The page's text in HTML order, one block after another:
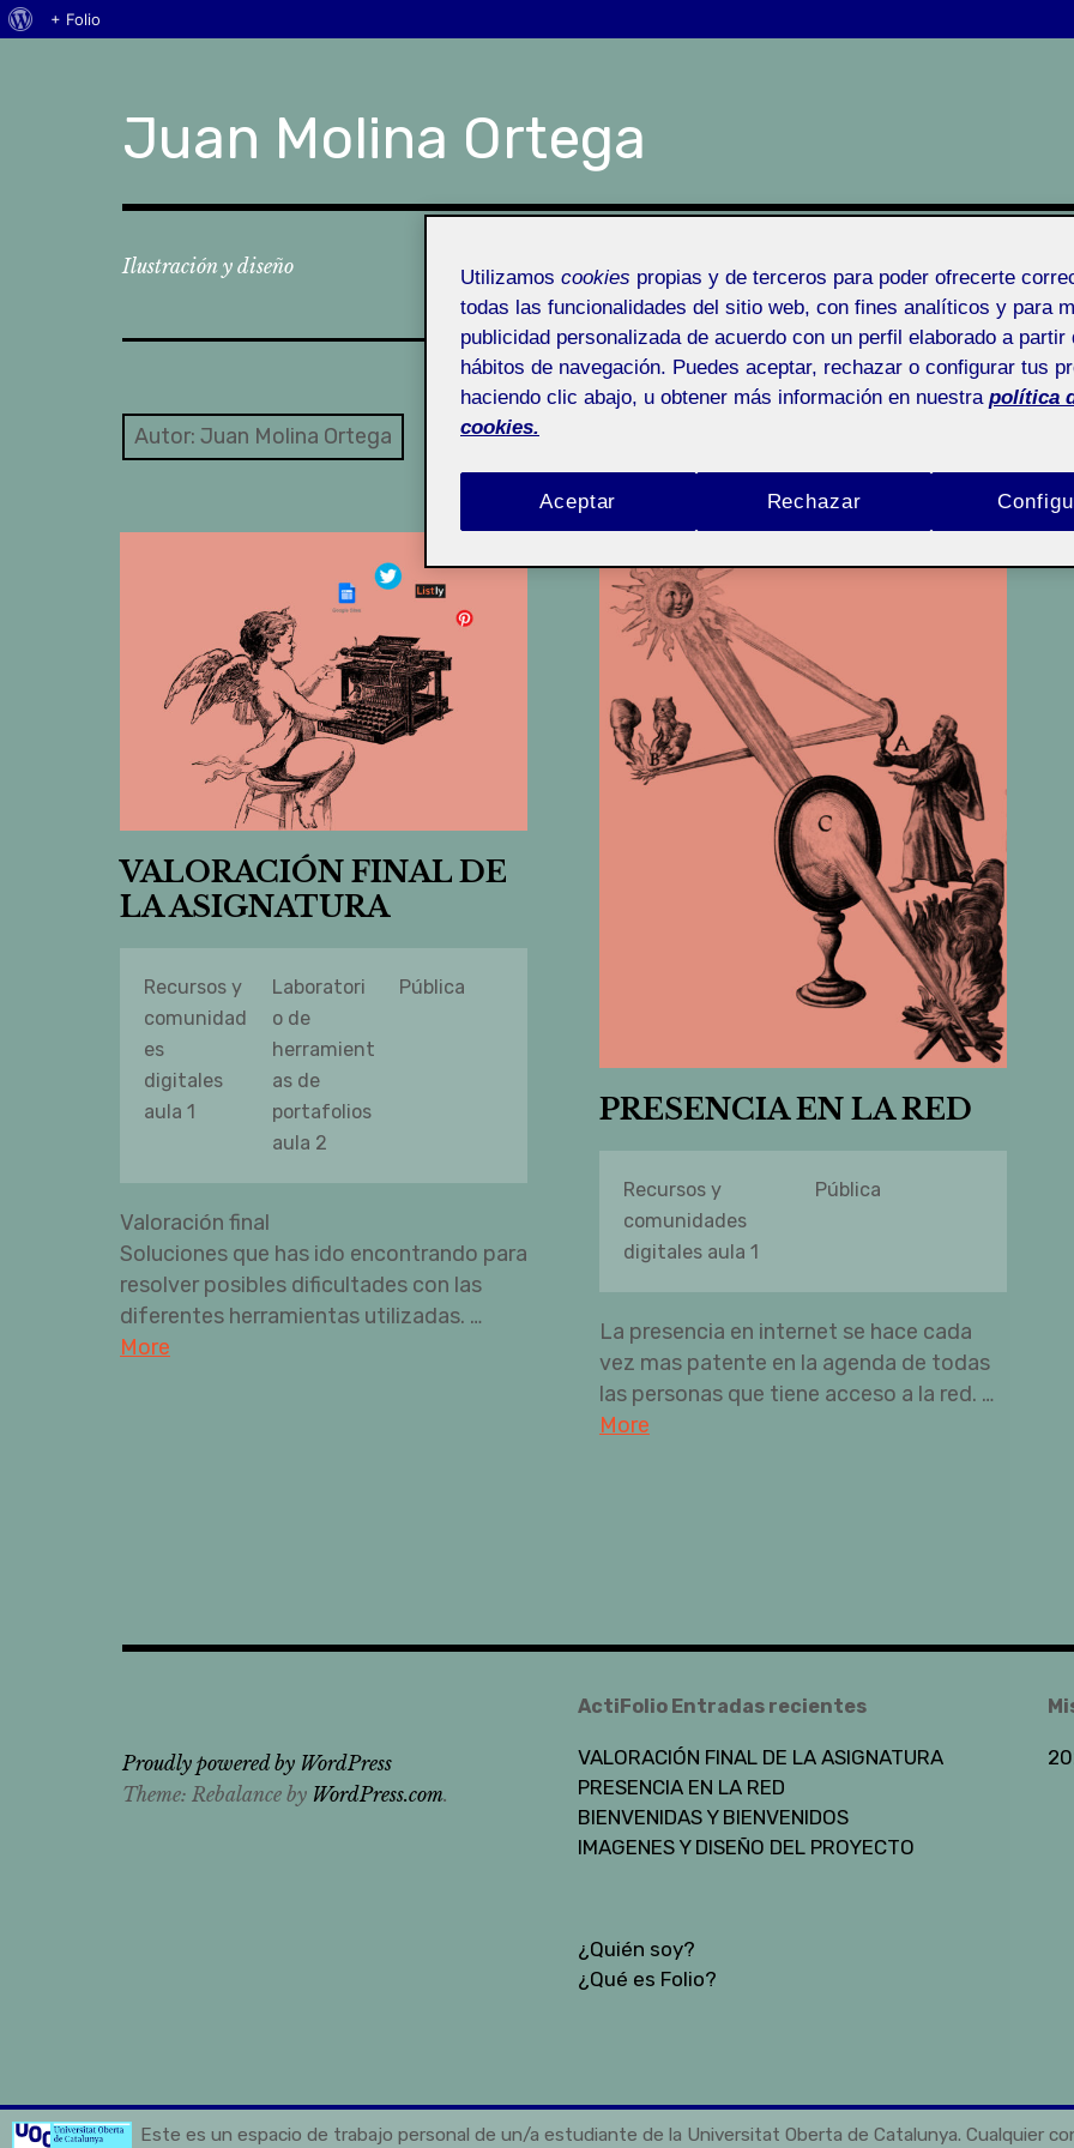
Juan Molina Ortega
Ilustración y diseño ¿Quién soy?
Autor: Juan Molina Ortega
VALORACIÓN FINAL DE
LA ASIGNATURA
Recursos y
comunidad
es
digitales
aula 1
Laboratori
o de
herramient
as de
portafolios
aula 2
Pública
Valoración final
Soluciones que has ido encontrando para
resolver posibles dificultades con las
diferentes herramientas utilizadas. …
More
PRESENCIA EN LA RED
Recursos y
comunidades
digitales aula 1
Pública
La presencia en internet se hace cada
vez mas patente en la agenda de todas
las personas que tiene acceso a la red. …
More
ActiFolio Entradas recientes
VALORACIÓN FINAL DE LA ASIGNATURA
PRESENCIA EN LA RED
BIENVENIDAS Y BIENVENIDOS
IMAGENES Y DISEÑO DEL PROYECTO
¿Quién soy?
¿Qué es Folio?
Proudly powered by WordPress
Theme: Rebalance by WordPress.com.
Este es un espacio de trabajo personal de un/a estudiante de la Universitat Oberta de Catalunya. Cualquier
Acerca
+ Folio
Utilizamos cookies propias y de terceros para poder ofrecerte
todas las funcionalidades del sitio web, con fines analíticos y para
publicidad personalizada de acuerdo con un perfil elaborado a partir
hábitos de navegación. Puedes aceptar, rechazar o configurar tus
haciendo clic abajo, u obtener más información en nuestra política
cookies.
Rechazar
Aceptar